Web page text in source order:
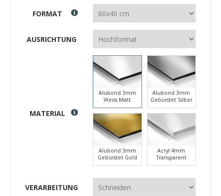
FORMAT
AUSRICHTUNG
MATERIAL
Alubond 3mm
Weiss Matt
Alubond 3mm
Gebürstet Silber
Alubond 3mm
Gebürstet Gold
Acryl 4mm
Transparent
VERARBEITUNG